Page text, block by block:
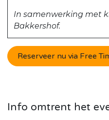
In samenwerking met
Bakkershof.
Reserveer nu via Free
Info omtrent het